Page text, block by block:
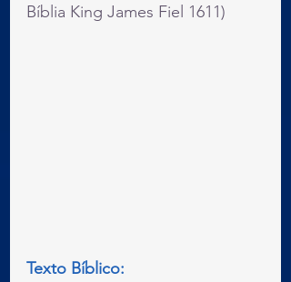
Bíblia King James Fiel 1611)
Texto Bíblico: